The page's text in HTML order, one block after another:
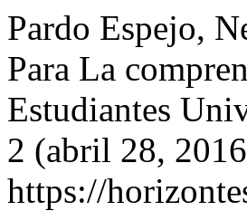
Pardo Espejo,
Para La
Estudiantes
2 (abril 28,
https://